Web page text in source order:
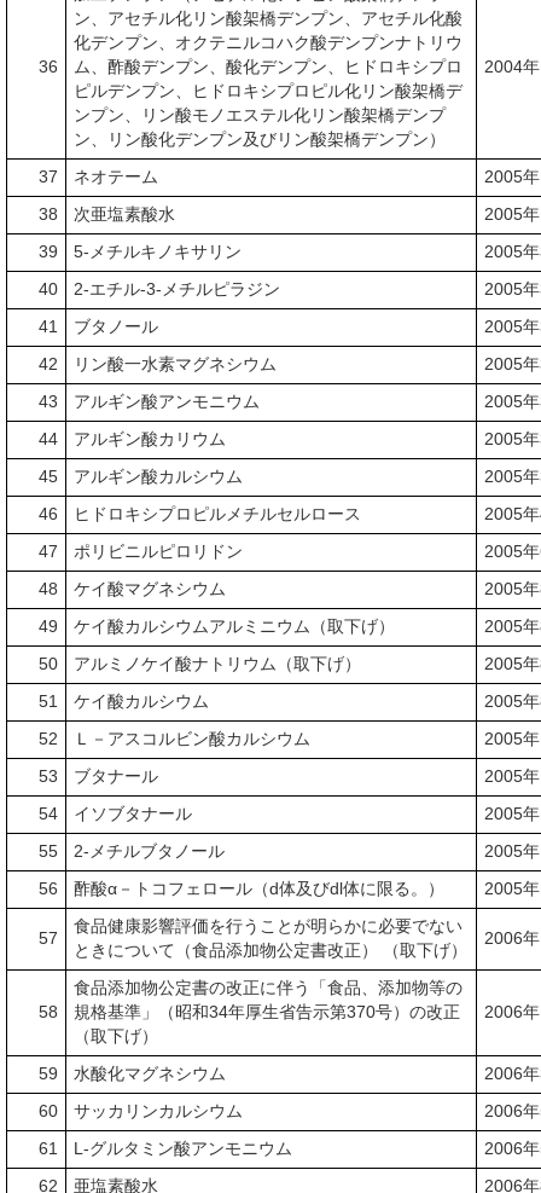
36
ン、アセチル化リン酸架橋デンプン、アセチル化酸
化デンプン、オクテニルコハク酸デンプンナトリウ
ム、酢酸デンプン、酸化デンプン、ヒドロキシプロ
ピルデンプン、ヒドロキシプロピル化リン酸架橋デ
ンプン、リン酸モノエステル化リン酸架橋デンプ
ン、リン酸化デンプン及びリン酸架橋デンプン）
2004
37 ネオテーム 2005
38 次亜塩素酸水 2005
39 5-メチルキノキサリン 2005
40 2-エチル-3-メチルピラジン 2005
41 ブタノール 2005
42 リン酸一水素マグネシウム 2005
43 アルギン酸アンモニウム 2005
44 アルギン酸カリウム 2005
45 アルギン酸カルシウム 2005
46 ヒドロキシプロピルメチルセルロース 2005
47 ポリビニルピロリドン 2005
48 ケイ酸マグネシウム 2005
49 ケイ酸カルシウムアルミニウム（取下げ） 2005
50 アルミノケイ酸ナトリウム（取下げ） 2005
51 ケイ酸カルシウム 2005
52 Ｌ－アスコルビン酸カルシウム 2005
53 ブタナール 2005
54 イソブタナール 2005
55 2-メチルブタノール 2005
56 酢酸α－トコフェロール（d体及びdl体に限る。） 2005
57
食品健康影響評価を行うことが明らかに必要でない
ときについて（食品添加物公定書改正） （取下げ）
2006
58
食品添加物公定書の改正に伴う「食品、添加物等の
規格基準」（昭和34年厚生省告示第370号）の改正
（取下げ）
2006
59 水酸化マグネシウム 2006
60 サッカリンカルシウム 2006
61 L-グルタミン酸アンモニウム 2006
62 亜塩素酸水 2006